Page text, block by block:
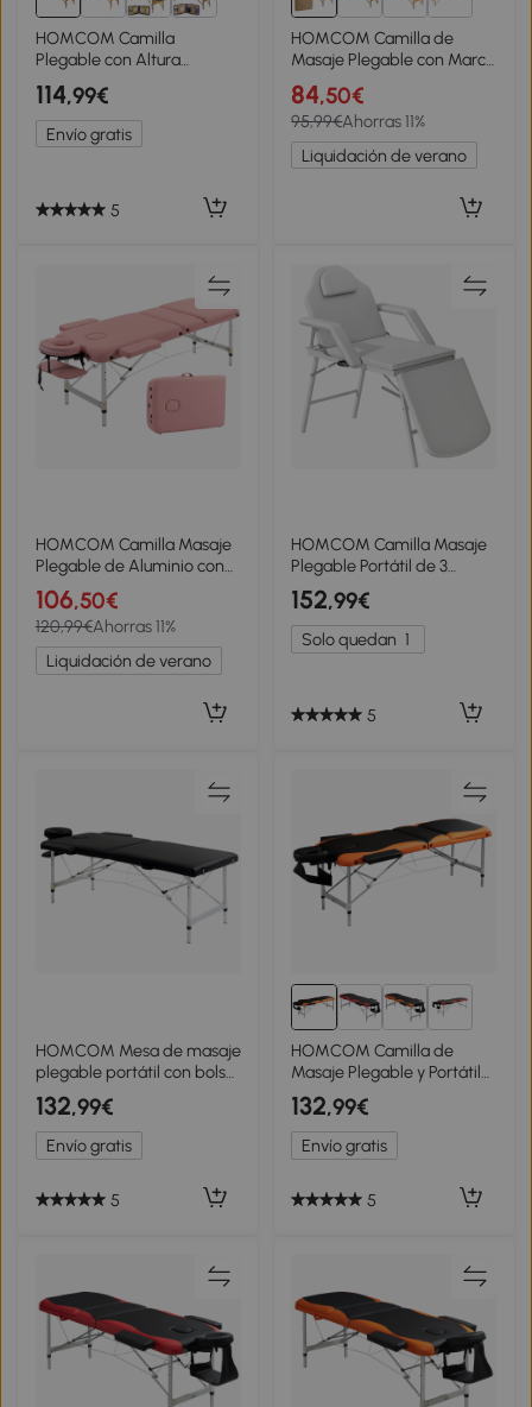
HOMCOM Camilla
Plegable con Altura
Ajustable 67-92 cm para
Uso Profesional de Belleza
Acupuntura y Fisioterapia
210x81 cm Crema
114,99€
Envío gratis
5
HOMCOM Camilla de
Masaje Plegable con Marco
de Madera con Altura
Regulable y Bolsa de
Transporte 186x60x61-87
cm Marrón
84,50€
95,99€Ahorras 11%
Liquidación de verano
HOMCOM Camilla Masaje
Plegable de Aluminio con
Altura Ajustable 3 Zonas
Reposacabezas Extraíble
Bolsa de Transporte Rosa
106,50€
120,99€Ahorras 11%
Liquidación de verano
HOMCOM Camilla Masaje
Plegable Portátil de 3
Zonas con Respaldo
Ajustable Reposacabezas
Reposabrazos 182x82x68
cm Blanco
152,99€
Solo quedan 1
5
HOMCOM Mesa de masaje
plegable portátil con bolsa
de transporte carga máx
225 Kg altura ajustable
185x70 cm Negro
132,99€
Envío gratis
5
1+
HOMCOM Camilla de
Masaje Plegable y Portátil
215x60x61-84cm Mesa
Ajustable en Altura con
Reposacabezas y
Apoyabrazos para Tatuaje
Naranja
132,99€
Envío gratis
5